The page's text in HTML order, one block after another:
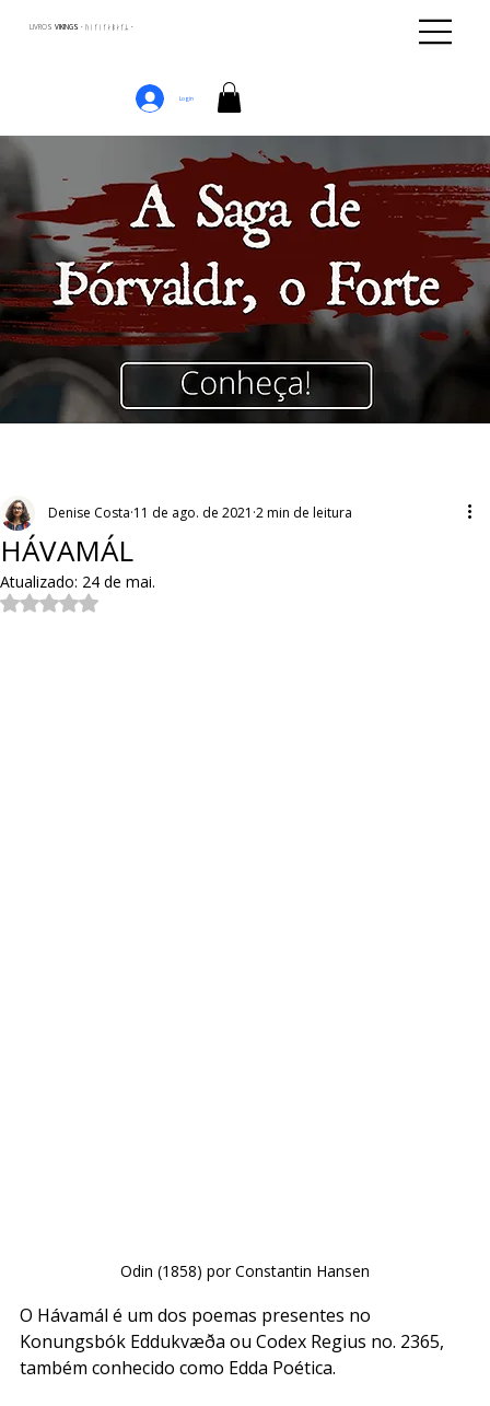
LIVROS VIKINGS · ᚢᛁᚴᛁᚴᛅᛒᛅᚴᛦ ·
Login
HÁVAMÁL
Denise Costa 11 de ago. de 2021 2 min de leitura
Atualizado: 24 de mai.
Avaliado com NaN de 5 estrelas.
Odin (1858) por Constantin Hansen
O Hávamál é um dos poemas presentes no
Konungsbók Eddukvæða ou Codex Regius no. 2365,
também conhecido como Edda Poética.